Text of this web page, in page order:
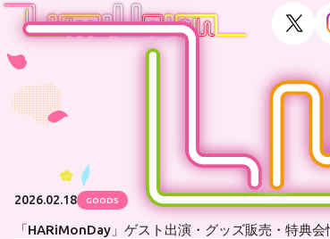
2026.02.18 GOODS
「HARiMonDay」ゲスト出演・グッズ販売・特典会